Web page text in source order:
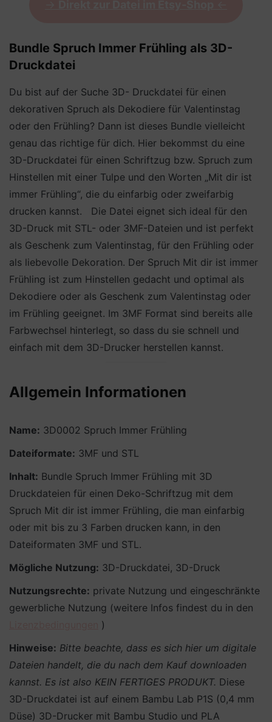
Bundle Spruch Immer Frühling als 3D-
Druckdatei
Du bist auf der Suche 3D- Druckdatei für einen
dekorativen Spruch als Dekodiere für Valentinstag
oder den Frühling? Dann ist dieses Bundle vielleicht
genau das richtige für dich. Hier bekommst du eine
3D-Druckdatei für einen Schriftzug bzw. Spruch zum
Hinstellen mit einer Tulpe und den Worten „Mit dir ist
immer Frühling“, die du einfarbig oder zweifarbig
drucken kannst. Die Datei eignet sich ideal für den
3D-Druck mit STL- oder 3MF-Dateien und ist perfekt
als Geschenk zum Valentinstag, für den Frühling oder
als liebevolle Dekoration. Der Spruch Mit dir ist immer
Frühling ist zum Hinstellen gedacht und optimal als
Dekodiere oder als Geschenk zum Valentinstag oder
im Frühling geeignet. Im 3MF Format sind bereits alle
Farbwechsel hinterlegt, so dass du sie schnell und
einfach mit dem 3D-Drucker herstellen kannst.
Allgemein Informationen
Name: 3D0002 Spruch Immer Frühling
Dateiformate: 3MF und STL
Inhalt: Bundle Spruch Immer Frühling mit 3D
Druckdateien für einen Deko-Schriftzug mit dem
Spruch Mit dir ist immer Frühling, die man einfarbig
oder mit bis zu 3 Farben drucken kann, in den
Dateiformaten 3MF und STL.
Mögliche Nutzung: 3D-Druckdatei, 3D-Druck
Nutzungsrechte: private Nutzung und eingeschränkte
gewerbliche Nutzung (weitere Infos findest du in den
)
Hinweise: Bitte beachte, dass es sich hier um digitale
Dateien handelt, die du nach dem Kauf downloaden
kannst. Es ist also KEIN FERTIGES PRODUKT. Diese
3D-Druckdatei ist auf einem Bambu Lab P1S (0,4 mm
Düse) 3D-Drucker mit Bambu Studio und PLA